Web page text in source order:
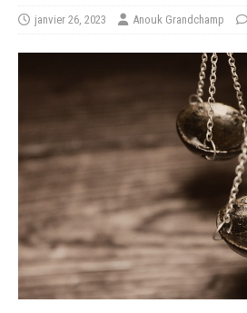
janvier 26, 2023 Anouk Grandchamp